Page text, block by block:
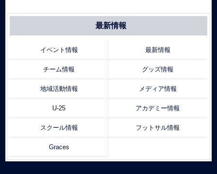
最新情報
イベント情報 最新情報
チーム情報 グッズ情報
地域活動情報 メディア情報
U-25 アカデミー情報
スクール情報 フットサル情報
Graces